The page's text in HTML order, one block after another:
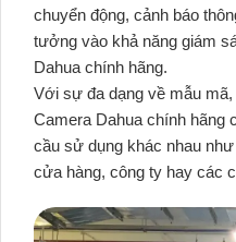
chuyển động, cảnh báo
tưởng vào khả năng giám
Dahua chính hãng.
Với sự đa dạng về mẫu
Camera Dahua chính hãng
cầu sử dụng khác nhau
cửa hàng, công ty hay các